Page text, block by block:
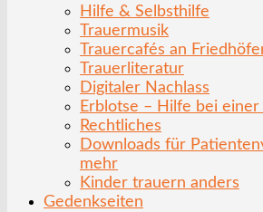
Hilfe & Selbsthilfe
Trauermusik
Trauercafés an
Trauerliteratur
Digitaler Nachlass
Erblotse – Hilfe bei einer
Rechtliches
Downloads für
mehr
Kinder trauern anders
Gedenkseiten